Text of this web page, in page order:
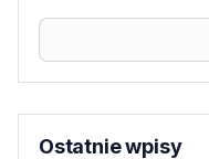
Ostatnie wpisy